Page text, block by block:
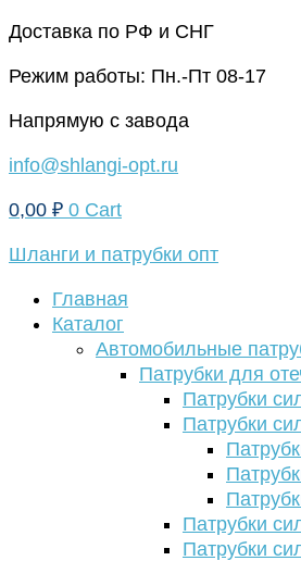
Перейти
содержимому
Доставка по РФ и СНГ
Режим работы: Пн.-Пт 08-17
Напрямую с завода
info@shlangi-opt.ru
0,00 ₽ 0 Cart
Шланги и патрубки опт
Главная
Каталог
Автомобильные
Патрубки для
Патрубки
Патрубки
Патрубки
Патрубки